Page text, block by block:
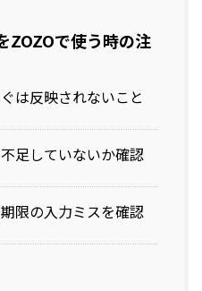
ZOZOで使う時の注
は反映されないこと
足していないか確認
限の入力ミスを確認